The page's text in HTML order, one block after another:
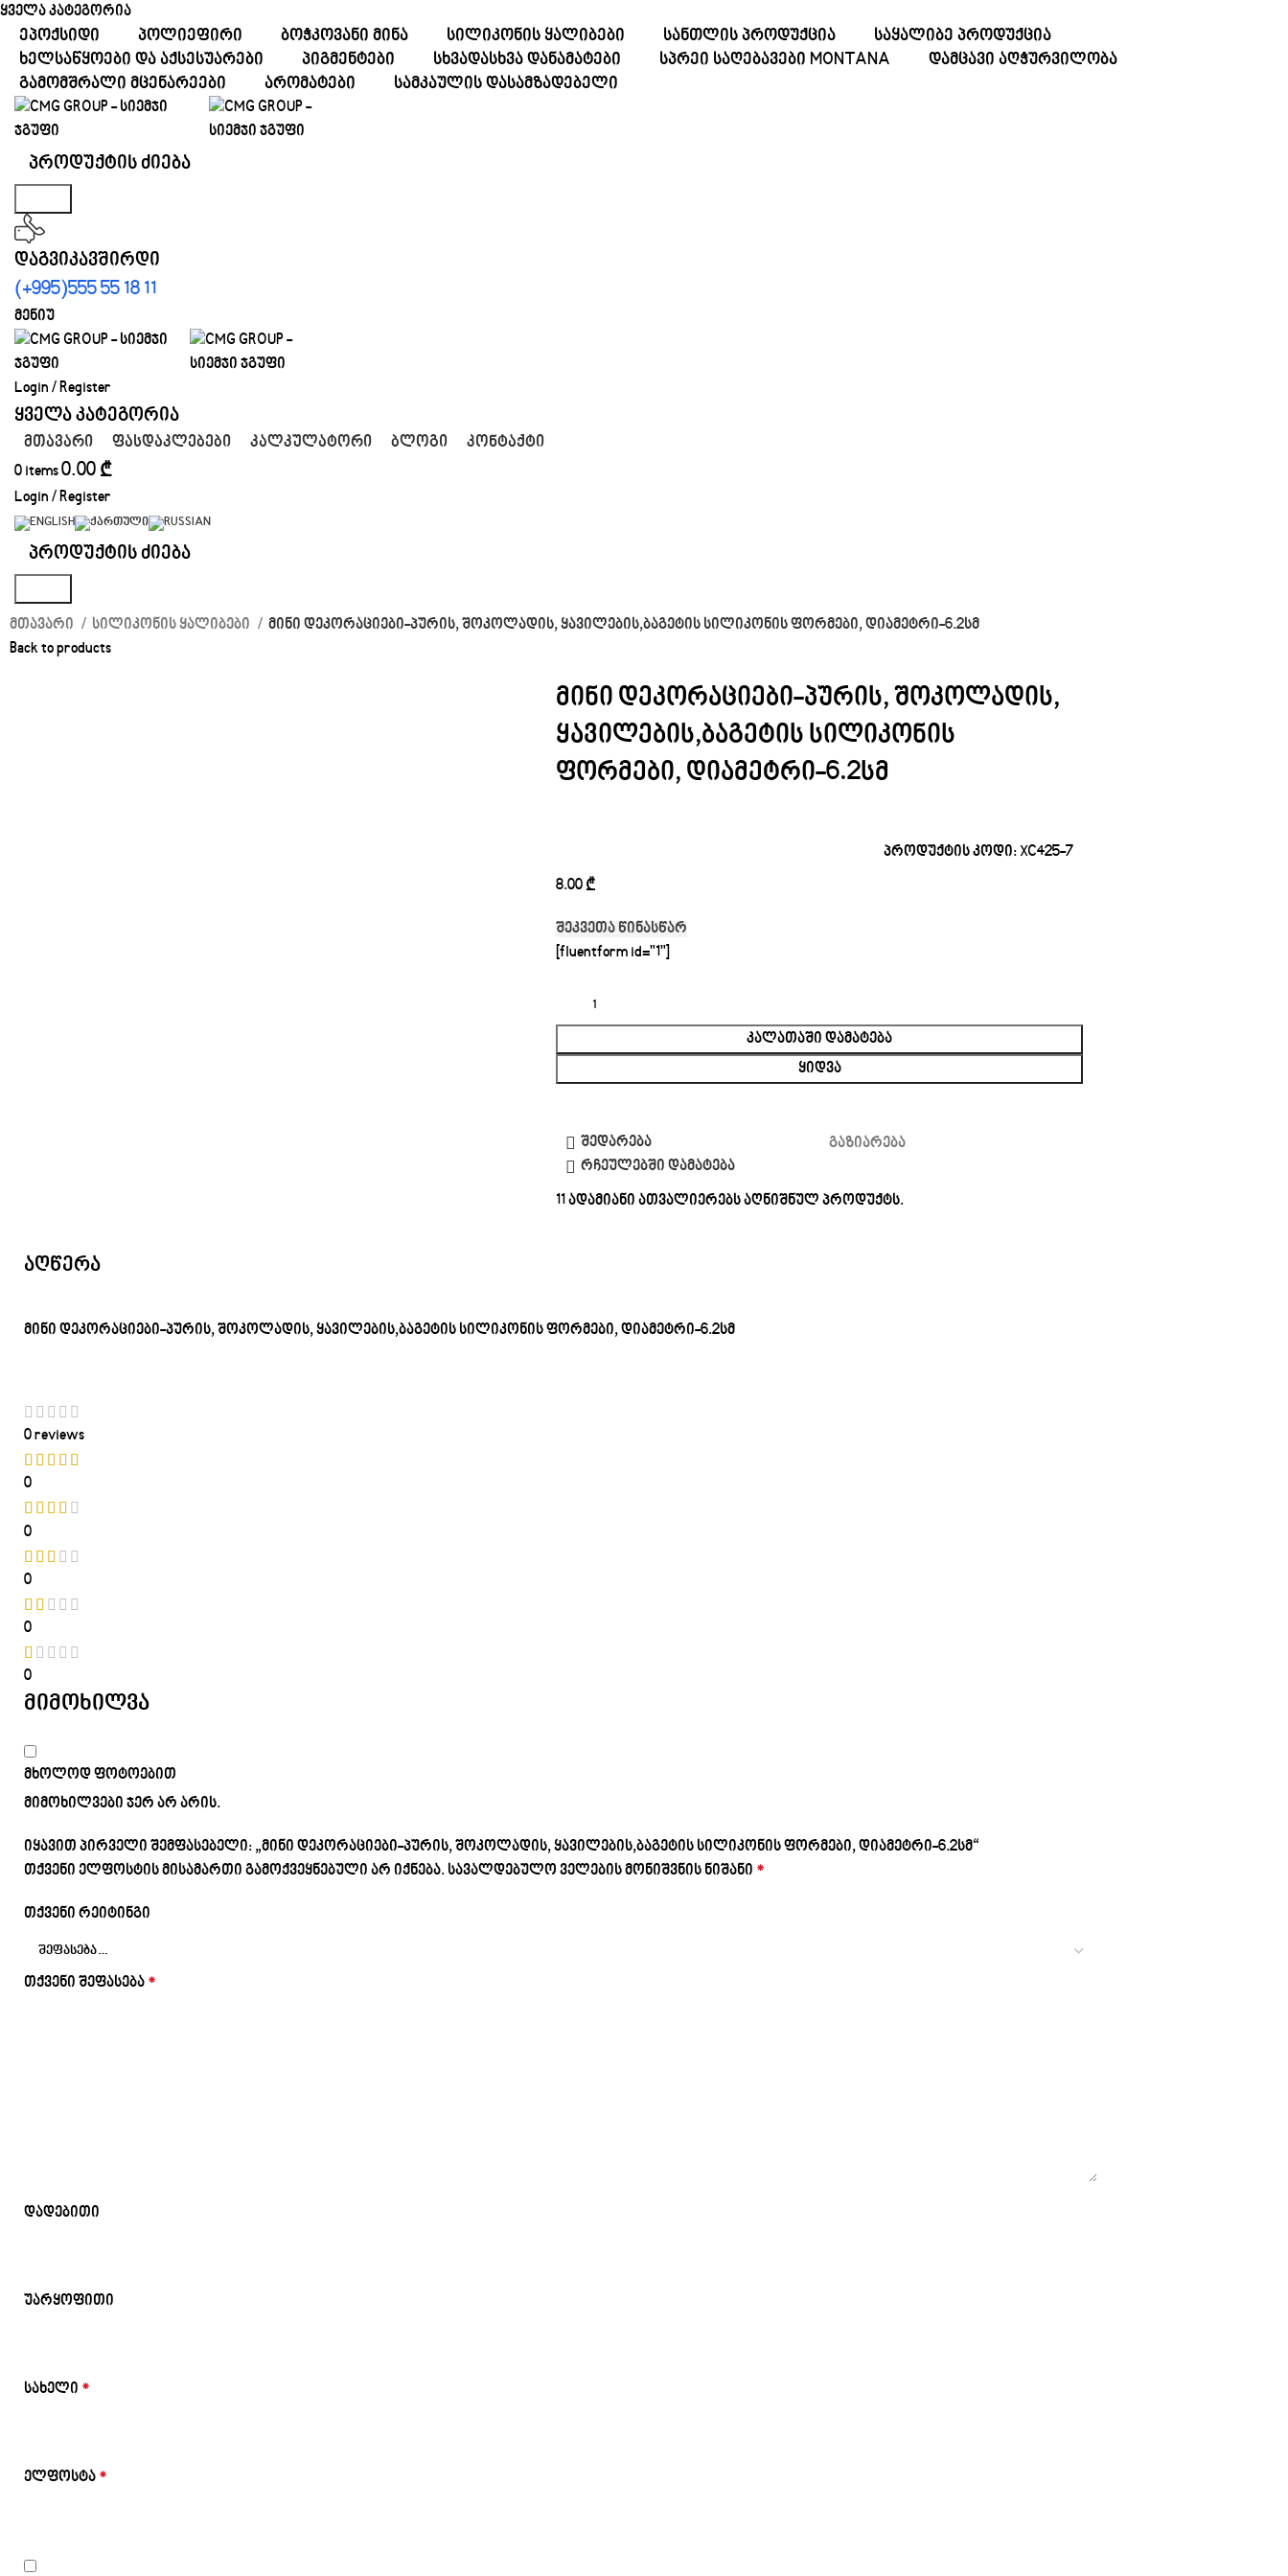
ყველა კატეგორია
ᲔᲞᲝᲥᲡᲘᲓᲘ ᲞᲝᲚᲘᲔᲤᲘᲠᲘ ᲑᲝᲭᲙᲝᲕᲐᲜᲘ ᲛᲘᲜᲐ ᲡᲘᲚᲘᲙᲝᲜᲘᲡ ᲧᲐᲚᲘᲑᲔᲑᲘ ᲡᲐᲜᲗᲚᲘᲡ ᲞᲠᲝᲓᲣᲥᲪᲘᲐ
ᲡᲐᲧᲐᲚᲘᲑᲔ ᲞᲠᲝᲓᲣᲥᲪᲘᲐ
ᲮᲔᲚᲡᲐᲬᲧᲝᲔᲑᲘ ᲓᲐ ᲐᲥᲡᲔᲡᲣᲐᲠᲔᲑᲘ
ᲞᲘᲒᲛᲔᲜᲢᲔᲑᲘ ᲡᲮᲕᲐᲓᲐᲡᲮᲕᲐ ᲓᲐᲜᲐᲛᲐᲢᲔᲑᲘ ᲡᲞᲠᲔᲘ ᲡᲐᲦᲔᲑᲐᲕᲔᲑᲘ MONTANA
ᲓᲐᲛᲪᲐᲕᲘ ᲐᲦᲭᲣᲠᲕᲘᲚᲝᲑᲐ
ᲒᲐᲛᲝᲛᲨᲠᲐᲚᲘ ᲛᲪᲔᲜᲐᲠᲔᲔᲑᲘ
ᲐᲠᲝᲛᲐᲢᲔᲑᲘ ᲡᲐᲛᲙᲐᲣᲚᲘᲡ ᲓᲐᲡᲐᲛᲖᲐᲓᲔᲑᲔᲚᲘ
დაგვიკავშირდი
(+995)555 55 18 11
მენიუ
Login / Register
ყველა კატეგორია
ᲛᲗᲐᲕᲐᲠᲘ ᲤᲐᲡᲓᲐᲙᲚᲔᲑᲔᲑᲘ ᲙᲐᲚᲙᲣᲚᲐᲢᲝᲠᲘ ᲑᲚᲝᲒᲘ ᲙᲝᲜᲢᲐᲥᲢᲘ
0 items0.00 ₾
Login / Register
მთავარი სილიკონის ყალიბები
მინი დეკორაციები-პურის, შოკოლადის, ყავილების,ბაგეტის სილიკონის ფორმები, დიამეტრი-6.2სმ
Back to products
მინი დეკორაციები-პურის, შოკოლადის,
ყავილების,ბაგეტის სილიკონის
ფორმები, დიამეტრი-6.2სმ
პროდუქტის კოდი:XC425-7
8.00₾
შეკვეთა წინასწარ
[fluentform id="1"]
ᲙᲐᲚᲐᲗᲐᲨᲘ ᲓᲐᲛᲐᲢᲔᲑᲐ
ᲧᲘᲓᲕᲐ
შედარება
რჩეულებში დამატება
გაზიარება
11ადამიანი ათვალიერებს აღნიშნულ პროდუქტს.
აღწერა
მინი დეკორაციები-პურის, შოკოლადის, ყავილების,ბაგეტის სილიკონის ფორმები, დიამეტრი-6.2სმ
0 reviews
0
0
0
0
0
მიმოხილვა
მხოლოდ ფოტოებით
მიმოხილვები ჯერ არ არის.
იყავით პირველი შემფასებელი: „მინი დეკორაციები-პურის, შოკოლადის, ყავილების,ბაგეტის სილიკონის ფორმები, დიამეტრი-6.2სმ“
თქვენი ელფოსტის მისამართი გამოქვეყნებული არ იქნება. სავალდებულო ველების მონიშვნის ნიშანი *
თქვენი რეიტინგი
თქვენი შეფასება *
დადებითი
უარყოფითი
სახელი *
ელფოსტა *